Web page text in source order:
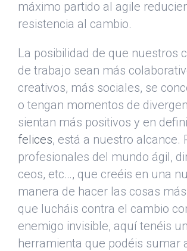
máximo partido al agile
resistencia al cambio.
La posibilidad de que nuestros
de trabajo sean más
creativos, más sociales, se
o tengan momentos de
sientan más positivos y en
felices, está a nuestro alcance.
profesionales del mundo ágil,
ceos, etc…, que creéis en una
manera de hacer las cosas
que lucháis contra el cambio
enemigo invisible, aquí tenéis
herramienta que podéis sumar